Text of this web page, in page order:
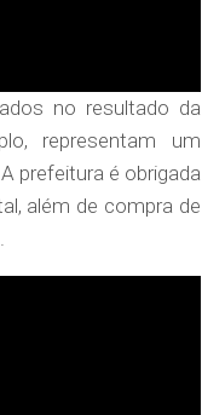
no resultado da
representam um
prefeitura é obrigada
além de compra de